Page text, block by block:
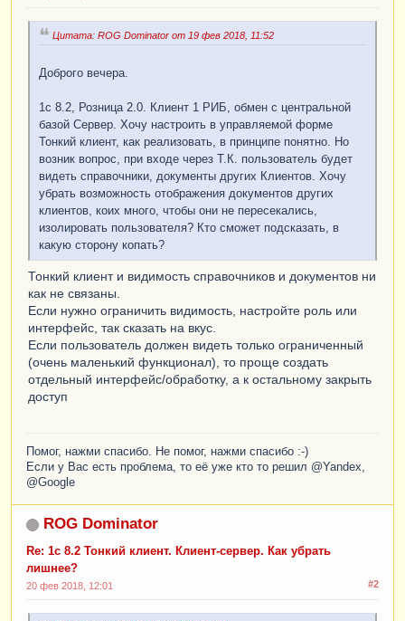
Цитата: ROG Dominator от 19 фев 2018, 11:52
Доброго вечера.
1с 8.2, Розница 2.0. Клиент 1 РИБ, обмен с центральной
базой Сервер. Хочу настроить в управляемой форме
Тонкий клиент, как реализовать, в принципе понятно. Но
возник вопрос, при входе через Т.К. пользователь будет
видеть справочники, документы других Клиентов. Хочу
убрать возможность отображения документов других
клиентов, коих много, чтобы они не пересекались,
изолировать пользователя? Кто сможет подсказать, в
какую сторону копать?
Тонкий клиент и видимость справочников и документов ни
как не связаны.
Если нужно ограничить видимость, настройте роль или
интерфейс, так сказать на вкус.
Если пользователь должен видеть только ограниченный
(очень маленький функционал), то проще создать
отдельный интерфейс/обработку, а к остальному закрыть
доступ
Помог, нажми спасибо. Не помог, нажми спасибо :-)
Если у Вас есть проблема, то её уже кто то решил @Yandex,
@Google
ROG Dominator
Re: 1с 8.2 Тонкий клиент. Клиент-сервер. Как убрать
лишнее?
#2
20 фев 2018, 12:01